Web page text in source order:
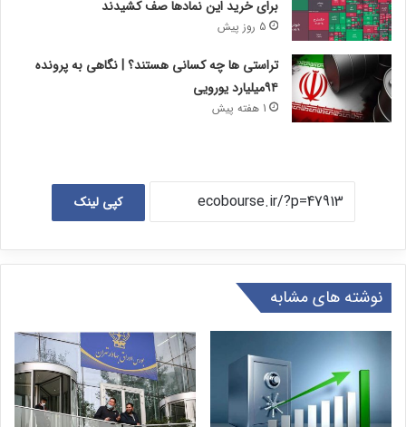
برای خرید این نمادها صف کشیدند
5 روز پیش
تراستی ها چه کسانی هستند؟ | نگاهی به پرونده
۹۴میلیارد یورویی
1 هفته پیش
کپی لینک
نوشته های مشابه